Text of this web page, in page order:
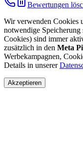
Bewertungen
Wir verwenden Cookies
notwendige
Cookies) sind immer
zusätzlich in den Meta
Werbekampagnen,
Details in unserer
Akzeptieren